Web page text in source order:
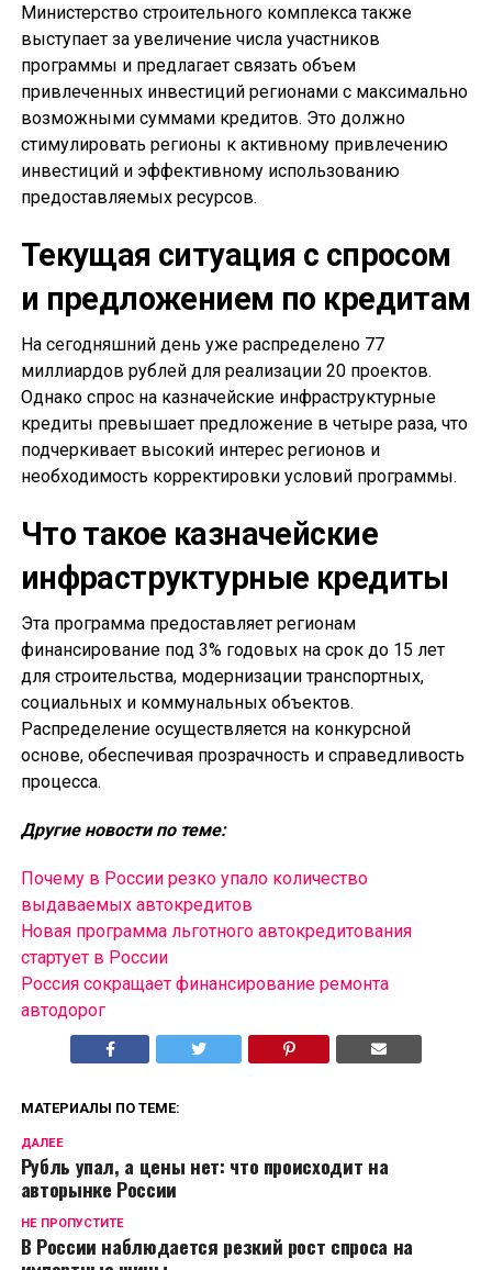
Министерство строительного комплекса также
выступает за увеличение числа участников
программы и предлагает связать объем
привлеченных инвестиций регионами с максимально
возможными суммами кредитов. Это должно
стимулировать регионы к активному привлечению
инвестиций и эффективному использованию
предоставляемых ресурсов.
Текущая ситуация с спросом
и предложением по кредитам
На сегодняшний день уже распределено 77
миллиардов рублей для реализации 20 проектов.
Однако спрос на казначейские инфраструктурные
кредиты превышает предложение в четыре раза, что
подчеркивает высокий интерес регионов и
необходимость корректировки условий программы.
Что такое казначейские
инфраструктурные кредиты
Эта программа предоставляет регионам
финансирование под 3% годовых на срок до 15 лет
для строительства, модернизации транспортных,
социальных и коммунальных объектов.
Распределение осуществляется на конкурсной
основе, обеспечивая прозрачность и справедливость
процесса.
Другие новости по теме:
Почему в России резко упало количество
выдаваемых автокредитов
Новая программа льготного автокредитования
стартует в России
Россия сокращает финансирование ремонта
автодорог
МАТЕРИАЛЫ ПО ТЕМЕ:
ДАЛЕЕ
Рубль упал, а цены нет: что происходит на
авторынке России
НЕ ПРОПУСТИТЕ
В России наблюдается резкий рост спроса на